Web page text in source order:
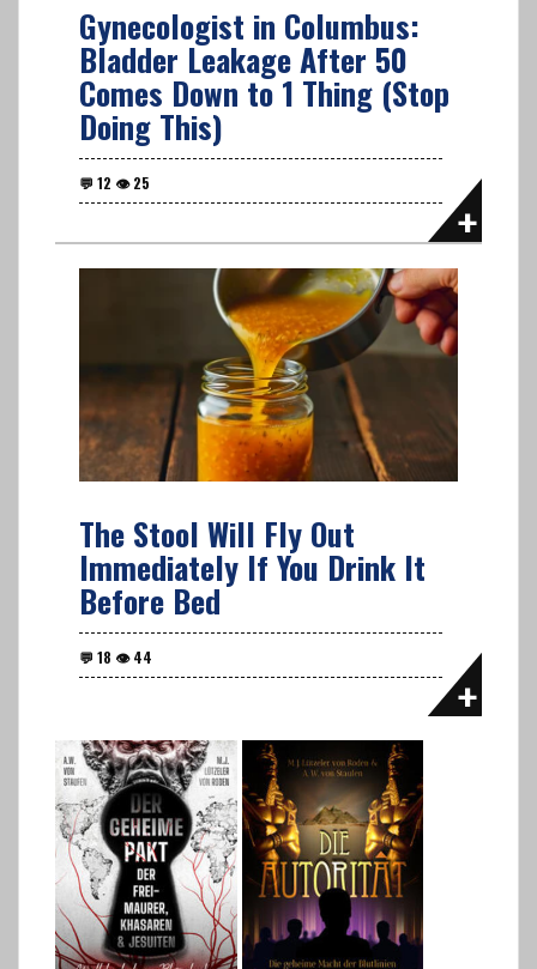
Gynecologist in Columbus:
Bladder Leakage After 50
Comes Down to 1 Thing (Stop
Doing This)
The Stool Will Fly Out
Immediately If You Drink It
Before Bed